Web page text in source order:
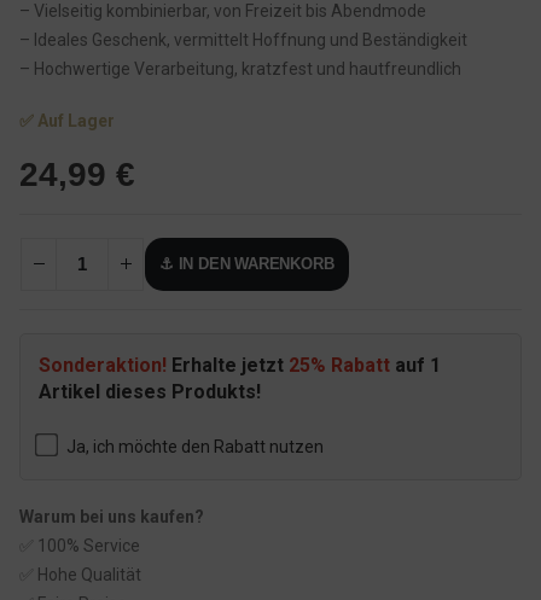
– Vielseitig kombinierbar, von Freizeit bis Abendmode
– Ideales Geschenk, vermittelt Hoffnung und Beständigkeit
– Hochwertige Verarbeitung, kratzfest und hautfreundlich
✅ Auf Lager
24,99 €
⚓ IN DEN WARENKORB
Sonderaktion! Erhalte jetzt 25% Rabatt auf 1
Artikel dieses Produkts!
Ja, ich möchte den Rabatt nutzen
Warum bei uns kaufen?
✅ 100% Service
✅ Hohe Qualität